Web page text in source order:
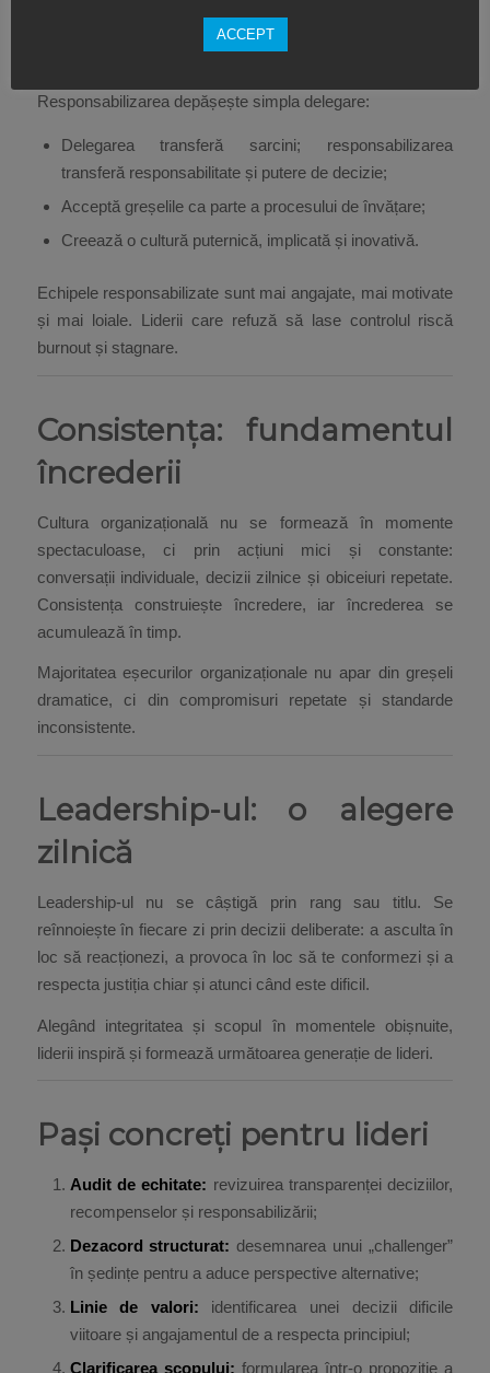
încurajați să preia responsabilitate și să se dezvolte ca
Responsabilizarea depășește simpla delegare:
Delegarea transferă sarcini; responsabilizarea
transferă responsabilitate și putere de decizie;
Acceptă greșelile ca parte a procesului de învățare;
Creează o cultură puternică, implicată și inovativă.
Echipele responsabilizate sunt mai angajate, mai motivate
și mai loiale. Liderii care refuză să lase controlul riscă
burnout și stagnare.
Consistența: fundamentul
încrederii
Cultura organizațională nu se formează în momente
spectaculoase, ci prin acțiuni mici și constante:
conversații individuale, decizii zilnice și obiceiuri repetate.
Consistența construiește încredere, iar încrederea se
acumulează în timp.
Majoritatea eșecurilor organizaționale nu apar din greșeli
dramatice, ci din compromisuri repetate și standarde
inconsistente.
Leadership-ul: o alegere
zilnică
Leadership-ul nu se câștigă prin rang sau titlu. Se
reînnoiește în fiecare zi prin decizii deliberate: a asculta în
loc să reacționezi, a provoca în loc să te conformezi și a
respecta justiția chiar și atunci când este dificil.
Alegând integritatea și scopul în momentele obișnuite,
liderii inspiră și formează următoarea generație de lideri.
Pași concreți pentru lideri
Audit de echitate: revizuirea transparenței deciziilor,
recompenselor și responsabilizării;
Dezacord structurat: desemnarea unui „challenger”
în ședințe pentru a aduce perspective alternative;
Linie de valori: identificarea unei decizii dificile
viitoare și angajamentul de a respecta principiul;
Clarificarea scopului: formularea într-o propoziție a
ACCEPT